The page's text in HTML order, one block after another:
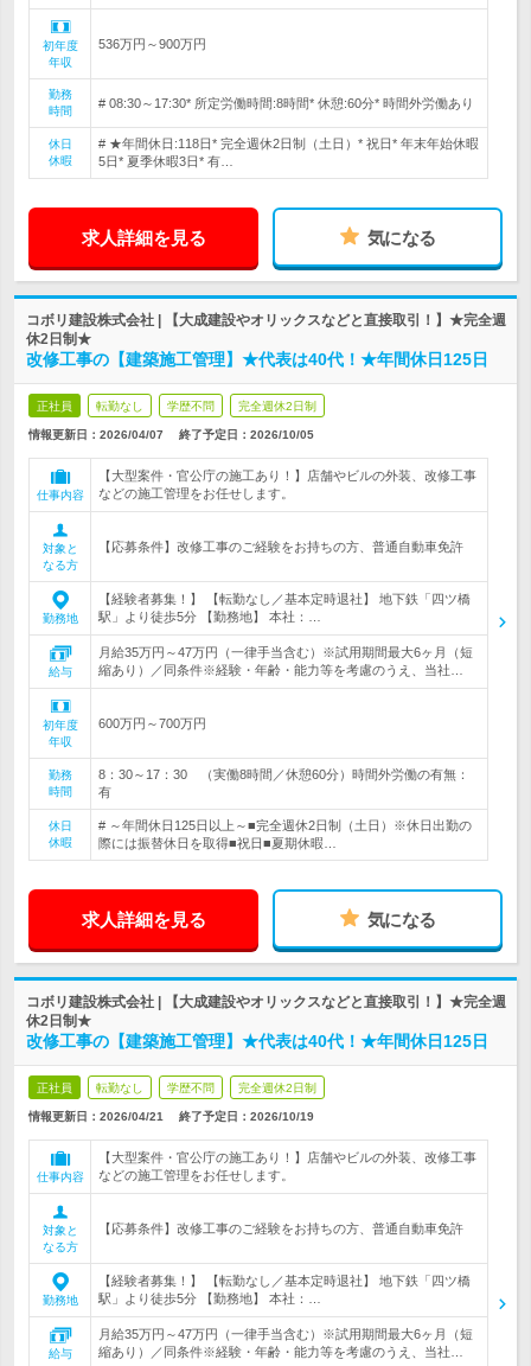
初年度
年収
536万円～900万円
勤務
時間
# 08:30～17:30* 所定労働時間:8時間* 休憩:60分* 時間外労働あり
休日
休暇
# ★年間休日:118日* 完全週休2日制（土日）* 祝日* 年末年始休暇
5日* 夏季休暇3日* 有…
求人詳細を見る 気になる
コボリ建設株式会社 | 【大成建設やオリックスなどと直接取引！】★完全週
休2日制★
改修工事の【建築施工管理】★代表は40代！★年間休日125日
正社員 転勤なし 学歴不問 完全週休2日制
情報更新日：2026/04/07 終了予定日： 2026/10/05
仕事内容
【大型案件・官公庁の施工あり！】店舗やビルの外装、改修工事
などの施工管理をお任せします。
対象と
なる方
【応募条件】改修工事のご経験をお持ちの方、普通自動車免許
勤務地
【経験者募集！】 【転勤なし／基本定時退社】 地下鉄「四ツ橋
駅」より徒歩5分 【勤務地】 本社：…
給与
月給35万円～47万円（一律手当含む）※試用期間最大6ヶ月（短
縮あり）／同条件※経験・年齢・能力等を考慮のうえ、当社…
初年度
年収
600万円～700万円
勤務
時間
8：30～17：30 （実働8時間／休憩60分）時間外労働の有無：
有
休日
休暇
# ～年間休日125日以上～■完全週休2日制（土日）※休日出勤の
際には振替休日を取得■祝日■夏期休暇…
求人詳細を見る 気になる
コボリ建設株式会社 | 【大成建設やオリックスなどと直接取引！】★完全週
休2日制★
改修工事の【建築施工管理】★代表は40代！★年間休日125日
正社員 転勤なし 学歴不問 完全週休2日制
情報更新日：2026/04/21 終了予定日： 2026/10/19
仕事内容
【大型案件・官公庁の施工あり！】店舗やビルの外装、改修工事
などの施工管理をお任せします。
対象と
なる方
【応募条件】改修工事のご経験をお持ちの方、普通自動車免許
勤務地
【経験者募集！】 【転勤なし／基本定時退社】 地下鉄「四ツ橋
駅」より徒歩5分 【勤務地】 本社：…
給与
月給35万円～47万円（一律手当含む）※試用期間最大6ヶ月（短
縮あり）／同条件※経験・年齢・能力等を考慮のうえ、当社…